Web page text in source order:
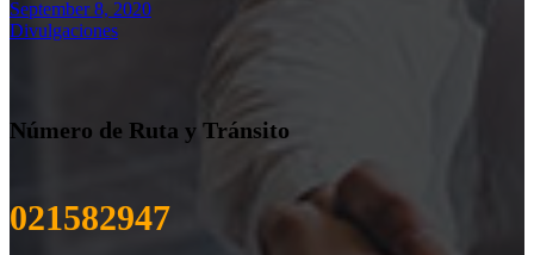
September 8, 2020
Divulgaciones
Número de Ruta y Tránsito
021582947